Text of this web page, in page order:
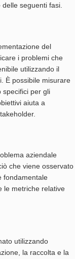
seguenti fasi.
del
i problemi che
utilizzando il
È possibile misurare
specifici per gli
aiuta a
aziendale
che viene osservato
fondamentale
le metriche relative
utilizzando
la raccolta e la